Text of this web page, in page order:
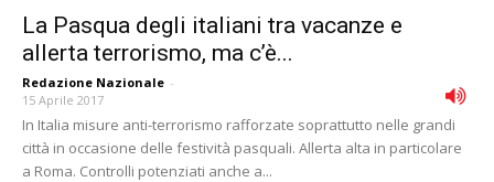
La Pasqua degli italiani tra vacanze e
allerta terrorismo, ma c’è...
Redazione Nazionale -
15 Aprile 2017
In Italia misure anti-terrorismo rafforzate soprattutto nelle grandi
città in occasione delle festività pasquali. Allerta alta in particolare
a Roma. Controlli potenziati anche a...